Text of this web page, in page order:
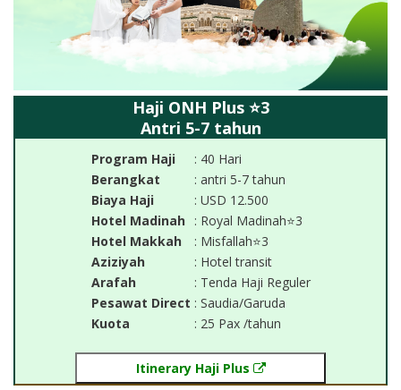
Haji ONH Plus ⭐3
Antri 5-7 tahun
Program Haji
: 40 Hari
Berangkat
: antri 5-7 tahun
Biaya Haji
: USD 12.500
Hotel Madinah
: Royal Madinah⭐3
Hotel Makkah
: Misfallah⭐3
Aziziyah
: Hotel transit
Arafah
: Tenda Haji Reguler
Pesawat Direct : Saudia/Garuda
Kuota
: 25 Pax /tahun
Itinerary Haji Plus